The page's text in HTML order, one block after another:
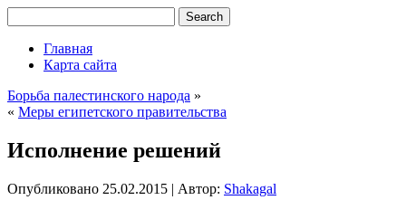
Главная
Карта сайта
Борьба палестинского народа »
« Меры египетского правительства
Исполнение решений
Опубликовано 25.02.2015 | Автор: Shakagal